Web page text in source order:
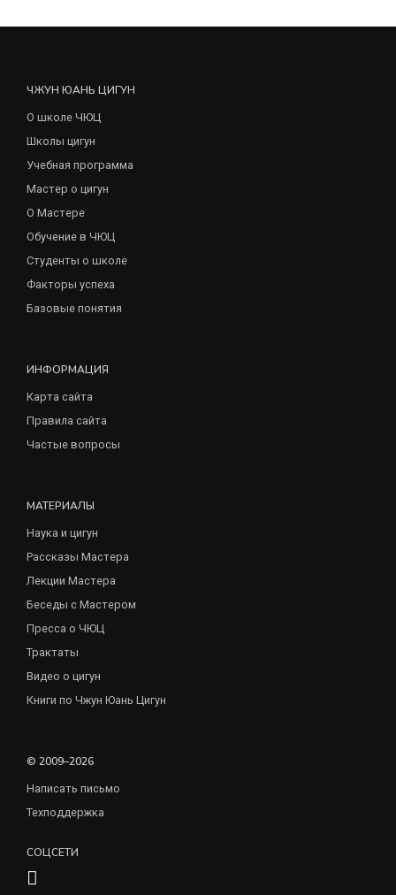
ЧЖУН ЮАНЬ ЦИГУН
О школе ЧЮЦ
Школы цигун
Учебная программа
Мастер о цигун
О Мастере
Обучение в ЧЮЦ
Студенты о школе
Факторы успеха
Базовые понятия
ИНФОРМАЦИЯ
Карта сайта
Правила сайта
Частые вопросы
МАТЕРИАЛЫ
Наука и цигун
Рассказы Мастера
Лекции Мастера
Беседы с Мастером
Пресса о ЧЮЦ
Трактаты
Видео о цигун
Книги по Чжун Юань Цигун
© 2009–2026
Написать письмо
Техподдержка
СОЦСЕТИ